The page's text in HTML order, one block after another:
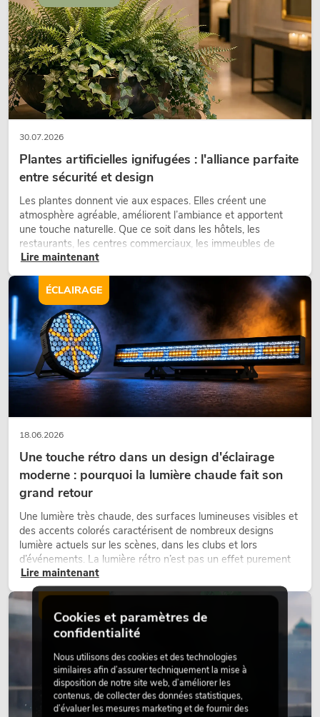
30.07.2026
Plantes artificielles ignifugées : l'alliance parfaite
entre sécurité et design
Les plantes donnent vie aux espaces. Elles créent une
atmosphère agréable, améliorent l’ambiance et apportent
une touche naturelle. Que ce soit dans les hôtels, les
restaurants, les centres commerciaux, les immeubles de
bureaux ou sur les stands d’exposition, une végétalisation de
d’aménagement modernes.
Lire maintenant
18.06.2026
Une touche rétro dans un design d'éclairage
moderne : pourquoi la lumière chaude fait son
grand retour
Une lumière très chaude, des surfaces lumineuses visibles et
des accents colorés caractérisent de nombreux designs
lumière actuels sur les scènes, dans les clubs et lors
d’événements. La lumière rétro n’est pas un effet purement
nostalgique, mais un outil de conception utilisé de manière
ciblée : elle crée une atmosphère, donne du caractère aux
scènes et peut rendre les configurations LED techniques plus
émotionnelles.
Lire maintenant
ÉCLAIRAGE
Cookies et paramètres de
confidentialité
Nous utilisons des cookies et des technologies
similaires afin d’assurer techniquement la mise à
disposition de notre site web, d’améliorer les
contenus, de collecter des données statistiques,
d’évaluer les mesures marketing et de fournir des